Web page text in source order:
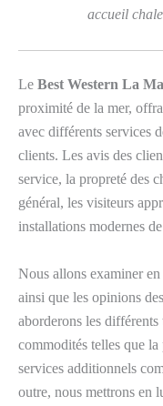
accueil
Le Best Western La
proximité de la mer,
avec différents services
clients. Les avis des
service, la propreté des
général, les visiteurs
installations modernes
Nous allons examiner
ainsi que les opinions
aborderons les
commodités telles que
services additionnels
outre, nous mettrons en